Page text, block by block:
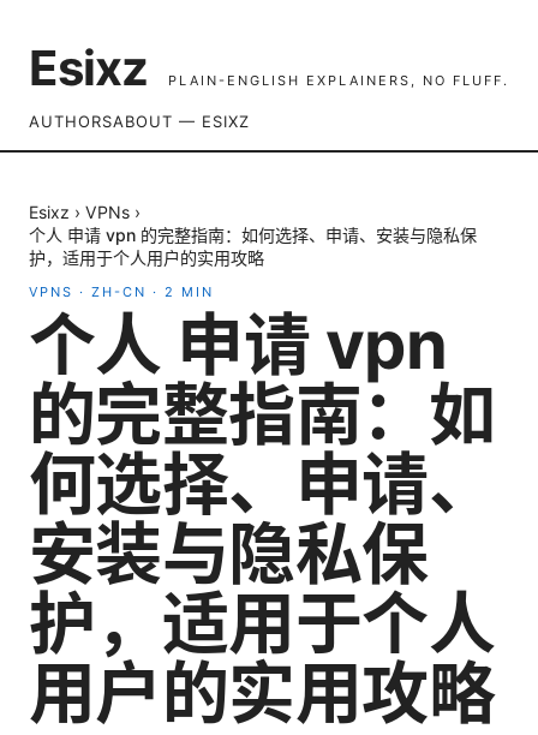
Esixz PLAIN-ENGLISH EXPLAINERS, NO FLUFF.
AUTHORSABOUT — ESIXZ
Esixz › VPNs ›
个人 申请 vpn 的完整指南：如何选择、申请、安装与隐私保
护，适用于个人用户的实用攻略
VPNS · ZH-CN · 2 MIN
个人 申请 vpn
的完整指南：如
何选择、申请、
安装与隐私保
护，适用于个人
用户的实用攻略